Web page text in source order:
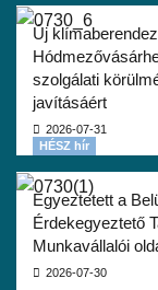
Új
szolgálati
javításáért
2026-07-31
HÉSZ hír
Egyeztetett a
Érdekegyeztető
Munkavállalói
2026-07-30